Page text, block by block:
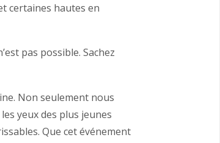
certaines hautes en
pas possible. Sachez
Non seulement nous
yeux des plus jeunes
Que cet événement